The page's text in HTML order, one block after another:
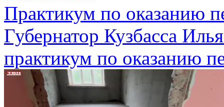
Практикум по оказанию
Губернатор Кузбасса
практикум по оказанию